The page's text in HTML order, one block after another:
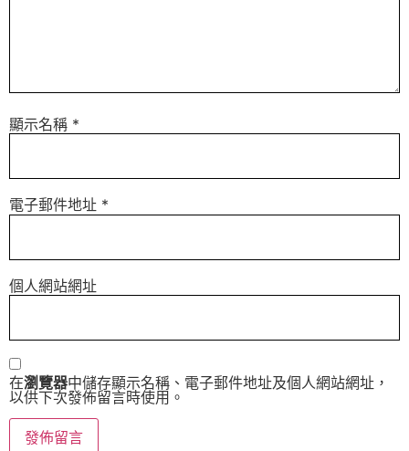
顯示名稱 *
電子郵件地址 *
個人網站網址
在瀏覽器中儲存顯示名稱、電子郵件地址及個人網站網址，
以供下次發佈留言時使用。